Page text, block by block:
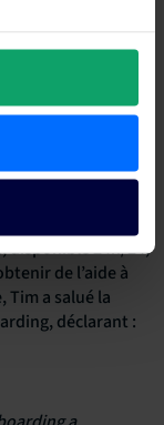
disponible 24h/24,
de l’aide à
a salué la
déclarant :